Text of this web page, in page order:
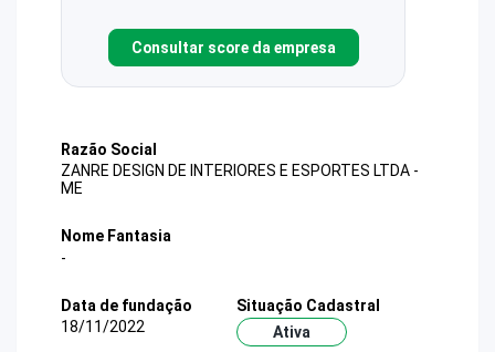
Consultar score da empresa
Razão Social
ZANRE DESIGN DE INTERIORES E ESPORTES LTDA -
ME
Nome Fantasia
-
Data de fundação
18/11/2022
Situação Cadastral
Ativa